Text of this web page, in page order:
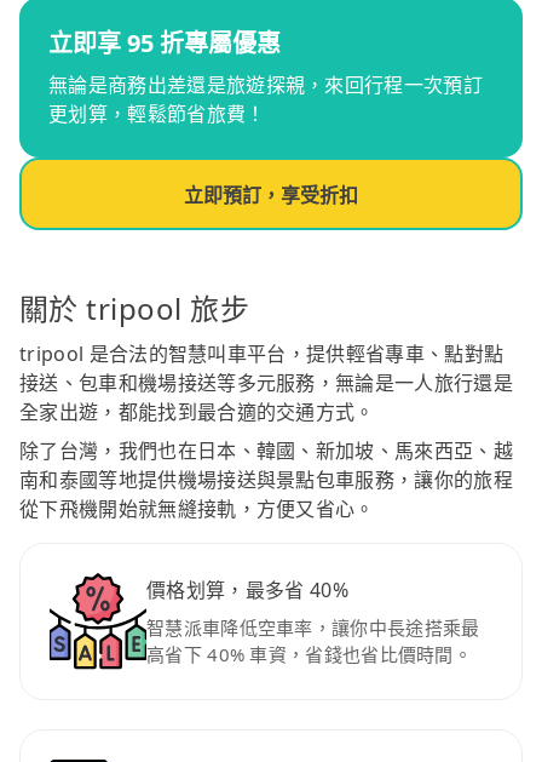
立即享 95 折專屬優惠
無論是商務出差還是旅遊探親，來回行程一次預訂
更划算，輕鬆節省旅費！
立即預訂，享受折扣
關於 tripool 旅步
tripool 是合法的智慧叫車平台，提供輕省專車、點對點
接送、包車和機場接送等多元服務，無論是一人旅行還是
全家出遊，都能找到最合適的交通方式。
除了台灣，我們也在日本、韓國、新加坡、馬來西亞、越
南和泰國等地提供機場接送與景點包車服務，讓你的旅程
從下飛機開始就無縫接軌，方便又省心。
價格划算，最多省 40%
智慧派車降低空車率，讓你中長途搭乘最
高省下 40% 車資，省錢也省比價時間。